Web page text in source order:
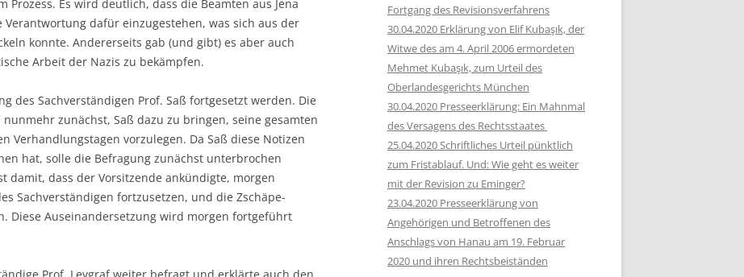
Es wird deutlich, dass die Beamten aus Jena
dafür einzugestehen, was sich aus der
konnte. Andererseits gab (und gibt) es aber auch
Arbeit der Nazis zu bekämpfen.
des Sachverständigen Prof. Saß fortgesetzt werden. Die
zunächst, Saß dazu zu bringen, seine gesamten
Verhandlungstagen vorzulegen. Da Saß diese Notizen
hat, solle die Befragung zunächst unterbrochen
damit, dass der Vorsitzende ankündigte, morgen
Sachverständigen fortzusetzen, und die Zschäpe-
Diese Auseinandersetzung wird morgen fortgeführt
Fortgang des Revisionsverfahrens
30.04.2020 Erklärung von Elif Kubaşık, der
Witwe des am 4. April 2006 ermordeten
Mehmet Kubaşık, zum Urteil des
Oberlandesgerichts München
30.04.2020 Presseerklärung: Ein Mahnmal
des Versagens des Rechtsstaates
25.04.2020 Schriftliches Urteil pünktlich
zum Fristablauf. Und: Wie geht es weiter
mit der Revision zu Eminger?
23.04.2020 Presseerklärung von
Angehörigen und Betroffenen des
Anschlags von Hanau am 19. Februar
2020 und ihren Rechtsbeiständen